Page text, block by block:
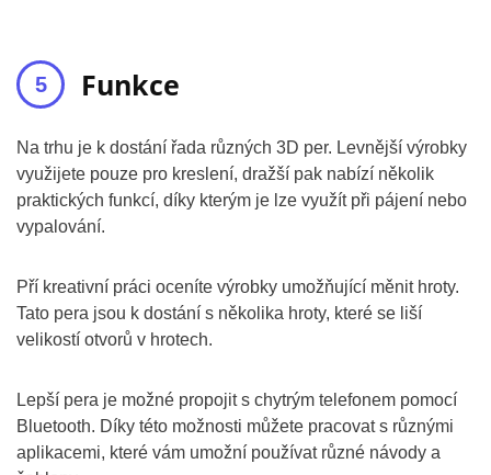
Funkce
Na trhu je k dostání řada různých 3D per. Levnější výrobky
využijete pouze pro kreslení, dražší pak nabízí několik
praktických funkcí, díky kterým je lze využít při pájení nebo
vypalování.
Pří kreativní práci oceníte výrobky umožňující měnit hroty.
Tato pera jsou k dostání s několika hroty, které se liší
velikostí otvorů v hrotech.
Lepší pera je možné propojit s chytrým telefonem pomocí
Bluetooth. Díky této možnosti můžete pracovat s různými
aplikacemi, které vám umožní používat různé návody a